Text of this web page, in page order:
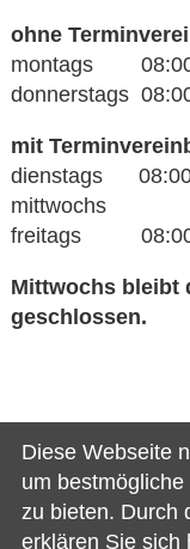
ohne
montags 08:00 -
donnerstags
mit
dienstags 08:00
mittwochs
freitags 08:00
Mittwochs bleibt
geschlossen.
Diese Webseite
um
zu bieten. Durch
erklären Sie sich